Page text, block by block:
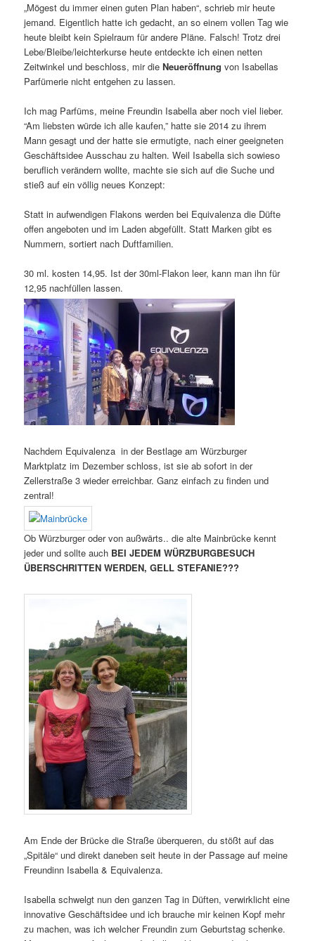
„Mögest du immer einen guten Plan haben“, schrieb mir heute
jemand. Eigentlich hatte ich gedacht, an so einem vollen Tag wie
heute bleibt kein Spielraum für andere Pläne. Falsch! Trotz drei
Lebe/Bleibe/leichterkurse heute entdeckte ich einen netten
Zeitwinkel und beschloss, mir die Neueröffnung von Isabellas
Parfümerie nicht entgehen zu lassen.
Ich mag Parfüms, meine Freundin Isabella aber noch viel lieber.
“Am liebsten würde ich alle kaufen,” hatte sie 2014 zu ihrem
Mann gesagt und der hatte sie ermutigte, nach einer geeigneten
Geschäftsidee Ausschau zu halten. Weil Isabella sich sowieso
beruflich verändern wollte, machte sie sich auf die Suche und
stieß auf ein völlig neues Konzept:
Statt in aufwendigen Flakons werden bei Equivalenza die Düfte
offen angeboten und im Laden abgefüllt. Statt Marken gibt es
Nummern, sortiert nach Duftfamilien.
30 ml. kosten 14,95. Ist der 30ml-Flakon leer, kann man ihn für
12,95 nachfüllen lassen.
Nachdem Equivalenza in der Bestlage am Würzburger
Marktplatz im Dezember schloss, ist sie ab sofort in der
Zellerstraße 3 wieder erreichbar. Ganz einfach zu finden und
zentral!
Ob Würzburger oder von außwärts.. die alte Mainbrücke kennt
jeder und sollte auch BEI JEDEM WÜRZBURGBESUCH
ÜBERSCHRITTEN WERDEN, GELL STEFANIE???
Am Ende der Brücke die Straße überqueren, du stößt auf das
„Spitäle“ und direkt daneben seit heute in der Passage auf meine
Freundinn Isabella & Equivalenza.
Isabella schwelgt nun den ganzen Tag in Düften, verwirklicht eine
innovative Geschäftsidee und ich brauche mir keinen Kopf mehr
zu machen, was ich welcher Freundin zum Geburtstag schenke.